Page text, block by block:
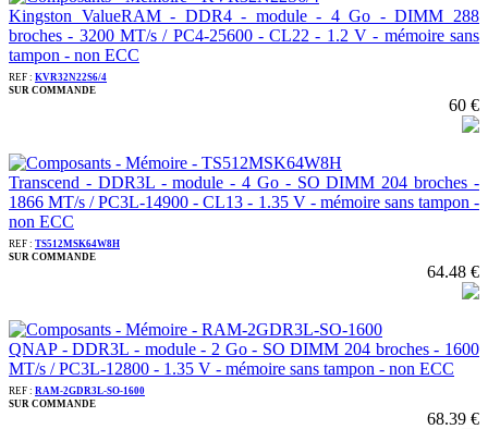
Kingston ValueRAM - DDR4 - module - 4 Go - DIMM 288
broches - 3200 MT/s / PC4-25600 - CL22 - 1.2 V - mémoire sans
tampon - non ECC
REF : KVR32N22S6/4
SUR COMMANDE
60 €
Transcend - DDR3L - module - 4 Go - SO DIMM 204 broches -
1866 MT/s / PC3L-14900 - CL13 - 1.35 V - mémoire sans tampon -
non ECC
REF : TS512MSK64W8H
SUR COMMANDE
64.48 €
QNAP - DDR3L - module - 2 Go - SO DIMM 204 broches - 1600
MT/s / PC3L-12800 - 1.35 V - mémoire sans tampon - non ECC
REF : RAM-2GDR3L-SO-1600
SUR COMMANDE
68.39 €